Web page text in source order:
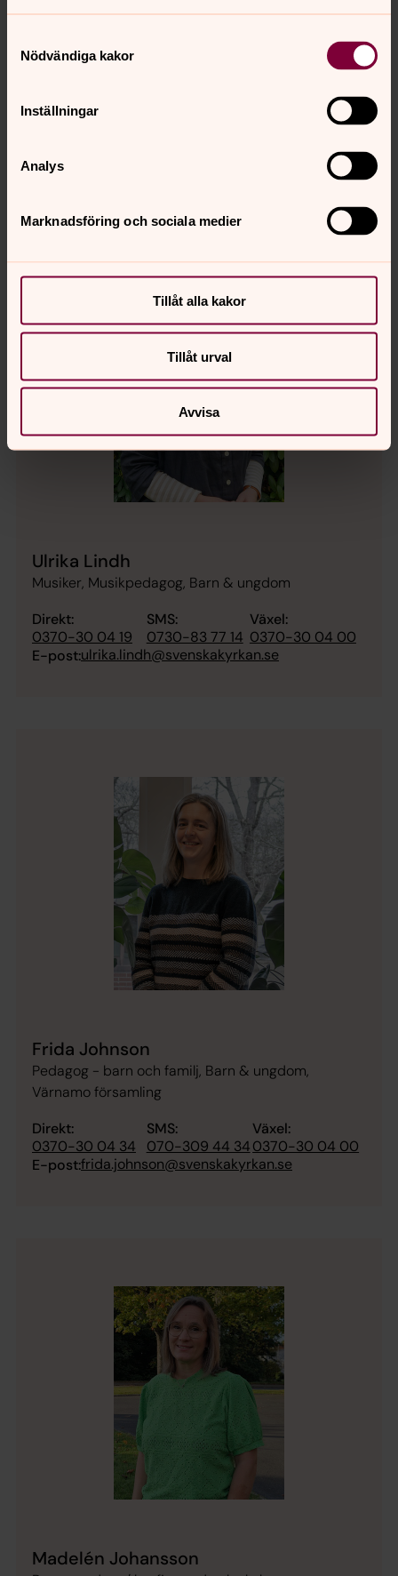
Nödvändiga kakor
Inställningar
Analys
Marknadsföring och sociala medier
Tillåt alla kakor
Tillåt urval
Avvisa
Lindh.
Klicka här för att komma till anmälan
Ulrika Lindh
Musiker, Musikpedagog, Barn & ungdom
Direkt:
0370-30 04 19
SMS:
0730-83 77 14
Växel:
0370-30 04 00
E-post:ulrika.lindh@svenskakyrkan.se
Frida Johnson
Pedagog - barn och familj, Barn & ungdom,
Värnamo församling
Direkt:
0370-30 04 34
SMS:
070-309 44 34
Växel:
0370-30 04 00
E-post:frida.johnson@svenskakyrkan.se
Madelén Johansson